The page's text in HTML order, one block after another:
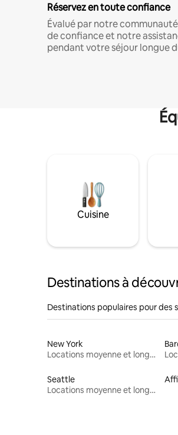
Réservez en toute confiance
Évalué par notre
de confiance et notre
pendant votre séjour longue
Cuisine
Destinations à
Destinations populaires pour des
New York
Locations moyenne et longue durée
Seattle
Locations moyenne et longue durée